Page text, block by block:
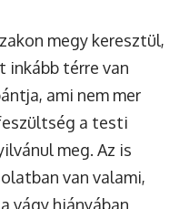
megy keresztül,
inkább térre van
ami nem mer
a testi
meg. Az is
van valami,
vágy hiányában